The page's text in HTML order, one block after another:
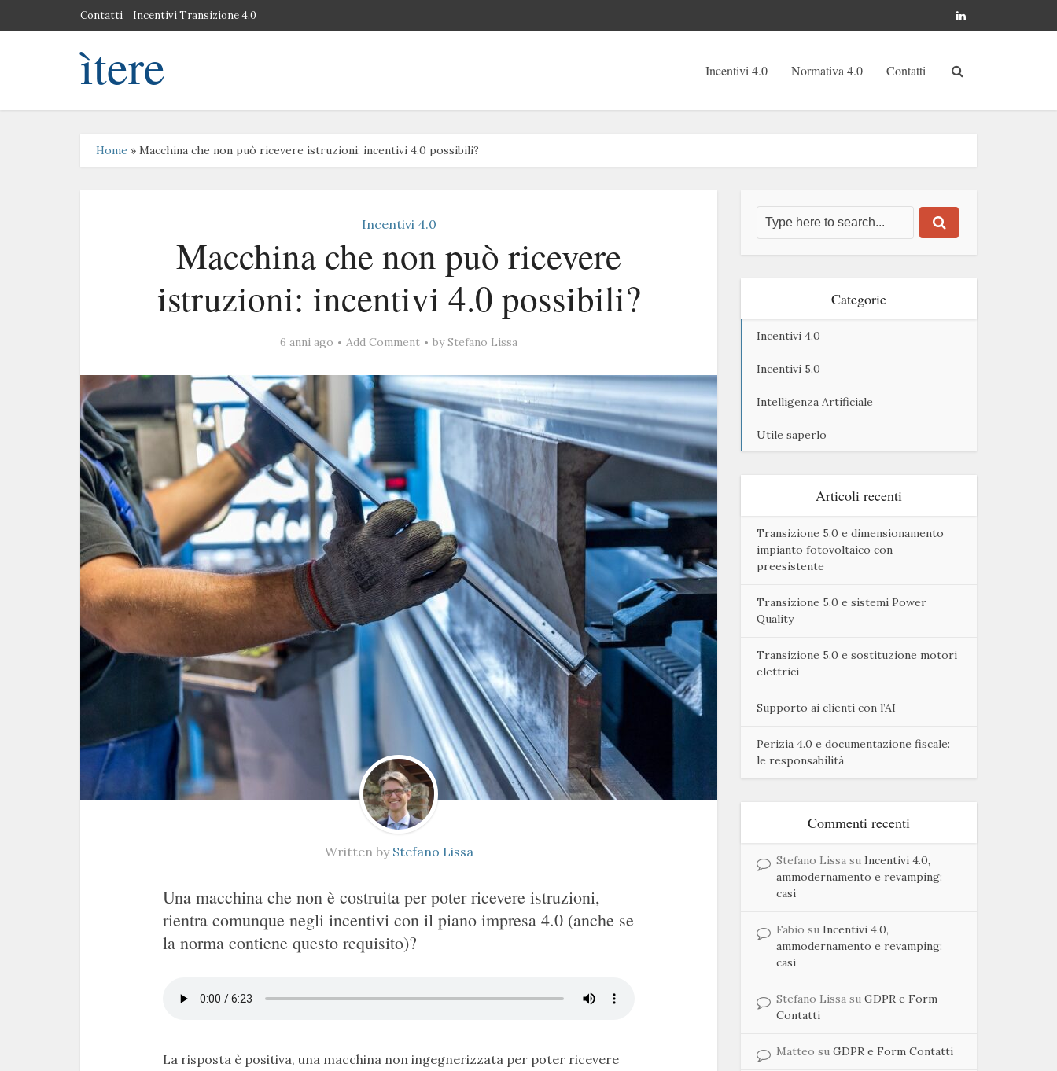
Contatti Incentivi Transizione 4.0
ìtere Incentivi 4.0 Normativa 4.0 Contatti
Home » Macchina che non può ricevere istruzioni: incentivi 4.0 possibili?
Incentivi 4.0
Macchina che non può ricevere
istruzioni: incentivi 4.0 possibili?
6 anni ago Add Comment byStefano Lissa
Written by Stefano Lissa
Una macchina che non è costruita per poter ricevere istruzioni,
rientra comunque negli incentivi con il piano impresa 4.0 (anche se
la norma contiene questo requisito)?
La risposta è positiva, una macchina non ingegnerizzata per poter ricevere
Categorie
Incentivi 4.0
Incentivi 5.0
Intelligenza Artificiale
Utile saperlo
Articoli recenti
Transizione 5.0 e dimensionamento
impianto fotovoltaico con
preesistente
Transizione 5.0 e sistemi Power
Quality
Transizione 5.0 e sostituzione motori
elettrici
Supporto ai clienti con l’AI
Perizia 4.0 e documentazione fiscale:
le responsabilità
Commenti recenti
Stefano Lissa su Incentivi 4.0,
ammodernamento e revamping:
casi
Fabio su Incentivi 4.0,
ammodernamento e revamping:
casi
Stefano Lissa su GDPR e Form
Contatti
Matteo su GDPR e Form Contatti